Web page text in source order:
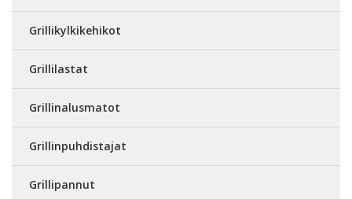
Grillikylkikehikot
Grillilastat
Grillinalusmatot
Grillinpuhdistajat
Grillipannut